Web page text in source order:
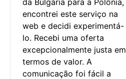
encontrei este serviço na
web e decidi experimentá-
lo. Recebi uma oferta
excepcionalmente justa em
termos de valor. A
comunicação foi fácil a